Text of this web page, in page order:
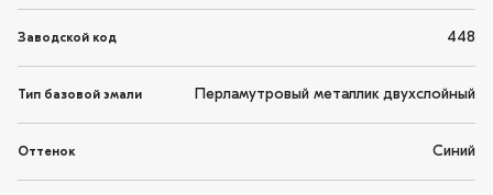
Заводской код 448
Тип базовой эмали Перламутровый металлик двухслойный
Оттенок Синий